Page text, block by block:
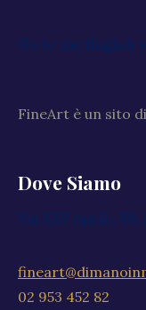
Go to the English
FineArt è un sito di
Dove Siamo
Via XXV Aprile,
02 953 452 82